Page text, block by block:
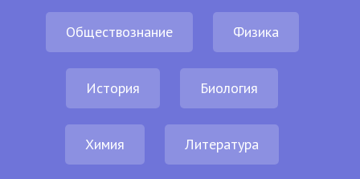
Обществознание Физика
История Биология
Химия Литература